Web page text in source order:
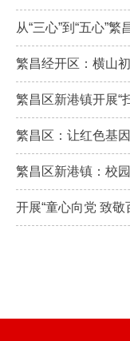
从“三心”到“五心”
繁昌经开区：横山
繁昌区新港镇开展“
繁昌区：让红色基
繁昌区新港镇：校
开展“童心向党 致敬